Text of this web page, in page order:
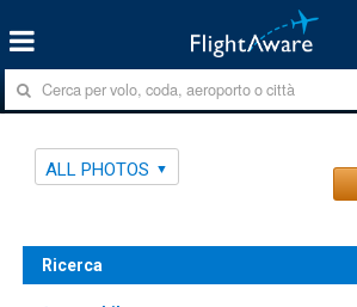
ALL PHOTOS
Ricerca